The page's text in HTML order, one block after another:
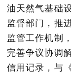
油天然气基础
监督部门，推
监管工作机制
完善争议协调
信用记录，与